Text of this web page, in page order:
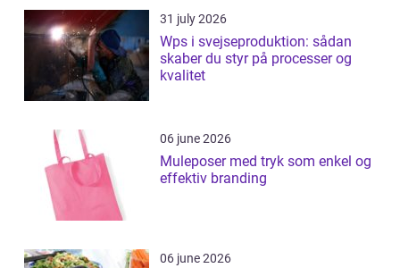
31 july 2026
Wps i svejseproduktion: sådan
skaber du styr på processer og
kvalitet
06 june 2026
Muleposer med tryk som enkel og
effektiv branding
06 june 2026